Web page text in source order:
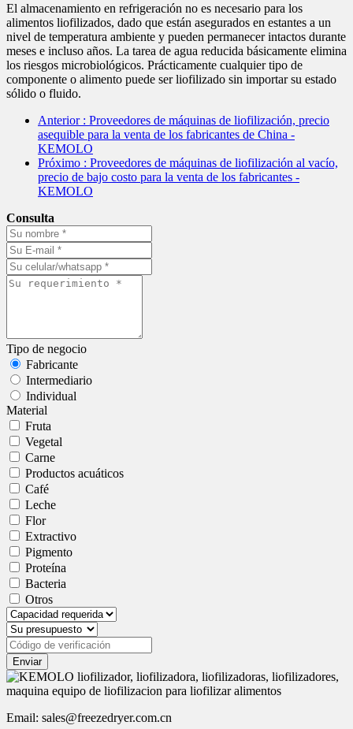
El almacenamiento en refrigeración no es necesario para los
alimentos liofilizados, dado que están asegurados en estantes a un
nivel de temperatura ambiente y pueden permanecer intactos durante
meses e incluso años. La tarea de agua reducida básicamente elimina
los riesgos microbiológicos. Prácticamente cualquier tipo de
componente o alimento puede ser liofilizado sin importar su estado
sólido o fluido.
Anterior : Proveedores de máquinas de liofilización, precio
asequible para la venta de los fabricantes de China -
KEMOLO
Próximo : Proveedores de máquinas de liofilización al vacío,
precio de bajo costo para la venta de los fabricantes -
KEMOLO
Consulta
Tipo de negocio
Fabricante
Intermediario
Individual
Material
Fruta
Vegetal
Carne
Productos acuáticos
Café
Leche
Flor
Extractivo
Pigmento
Proteína
Bacteria
Otros
Enviar
Email: sales@freezedryer.com.cn